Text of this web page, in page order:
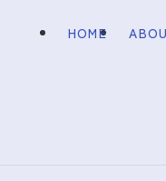
HOME